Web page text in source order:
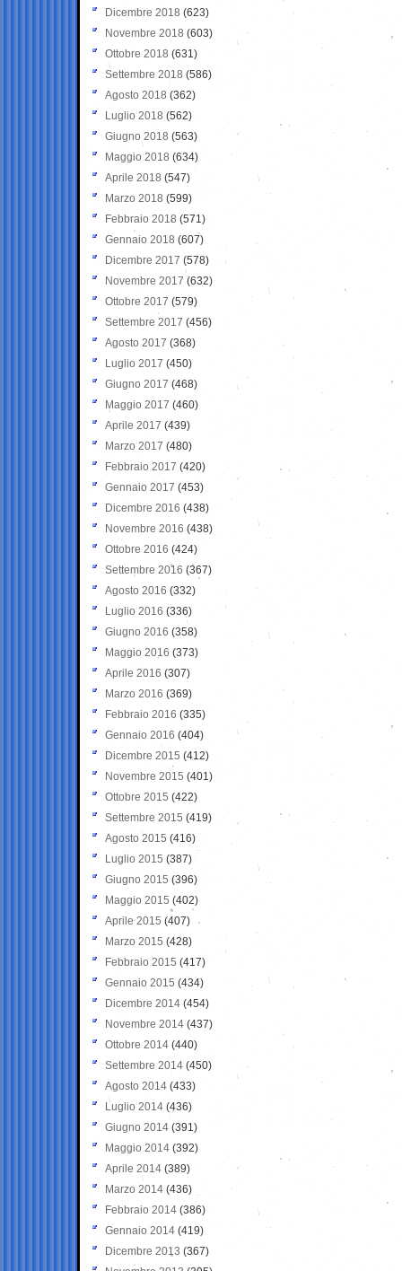
Dicembre 2018 (623)
Novembre 2018 (603)
Ottobre 2018 (631)
Settembre 2018 (586)
Agosto 2018 (362)
Luglio 2018 (562)
Giugno 2018 (563)
Maggio 2018 (634)
Aprile 2018 (547)
Marzo 2018 (599)
Febbraio 2018 (571)
Gennaio 2018 (607)
Dicembre 2017 (578)
Novembre 2017 (632)
Ottobre 2017 (579)
Settembre 2017 (456)
Agosto 2017 (368)
Luglio 2017 (450)
Giugno 2017 (468)
Maggio 2017 (460)
Aprile 2017 (439)
Marzo 2017 (480)
Febbraio 2017 (420)
Gennaio 2017 (453)
Dicembre 2016 (438)
Novembre 2016 (438)
Ottobre 2016 (424)
Settembre 2016 (367)
Agosto 2016 (332)
Luglio 2016 (336)
Giugno 2016 (358)
Maggio 2016 (373)
Aprile 2016 (307)
Marzo 2016 (369)
Febbraio 2016 (335)
Gennaio 2016 (404)
Dicembre 2015 (412)
Novembre 2015 (401)
Ottobre 2015 (422)
Settembre 2015 (419)
Agosto 2015 (416)
Luglio 2015 (387)
Giugno 2015 (396)
Maggio 2015 (402)
Aprile 2015 (407)
Marzo 2015 (428)
Febbraio 2015 (417)
Gennaio 2015 (434)
Dicembre 2014 (454)
Novembre 2014 (437)
Ottobre 2014 (440)
Settembre 2014 (450)
Agosto 2014 (433)
Luglio 2014 (436)
Giugno 2014 (391)
Maggio 2014 (392)
Aprile 2014 (389)
Marzo 2014 (436)
Febbraio 2014 (386)
Gennaio 2014 (419)
Dicembre 2013 (367)